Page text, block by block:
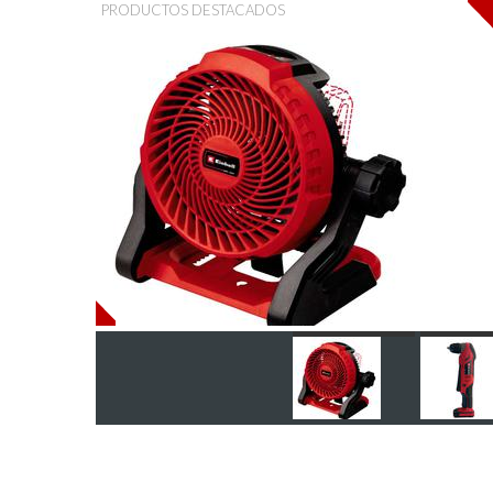
PRODUCTOS DESTACADOS